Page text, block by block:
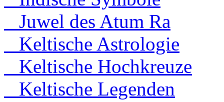
Juwel des Atum Ra
Keltische Astrologie
Keltische Hochkreuze
Keltische Legenden